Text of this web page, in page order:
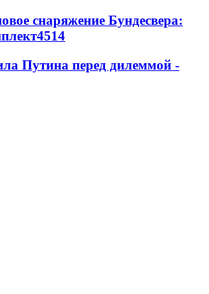
снаряжение Бундесвера:
4514
Путина перед дилеммой -